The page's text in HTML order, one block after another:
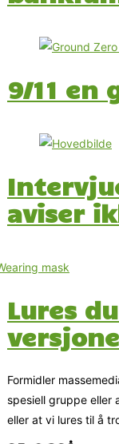
9/11 en
aviser
Lures
Formidler
spesiell gruppe eller
eller at vi lures til å